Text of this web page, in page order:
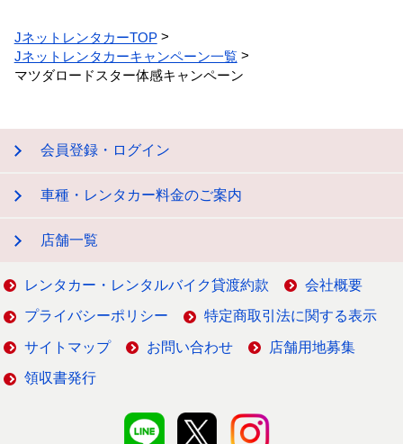
JネットレンタカーTOP
Jネットレンタカーキャンペーン一覧
マツダロードスター体感キャンペーン
会員登録・ログイン
車種・レンタカー料金のご案内
店舗一覧
レンタカー・レンタルバイク貸渡約款 会社概要
プライバシーポリシー 特定商取引法に関する表示
サイトマップ お問い合わせ 店舗用地募集
領収書発行